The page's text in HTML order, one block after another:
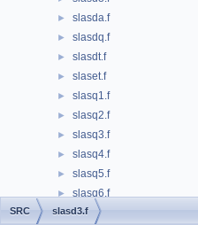
► slasda.f
► slasdq.f
► slasdt.f
► slaset.f
► slasq1.f
► slasq2.f
► slasq3.f
► slasq4.f
► slasq5.f
► slasq6.f
► slasr.f
SRC slasd3.f